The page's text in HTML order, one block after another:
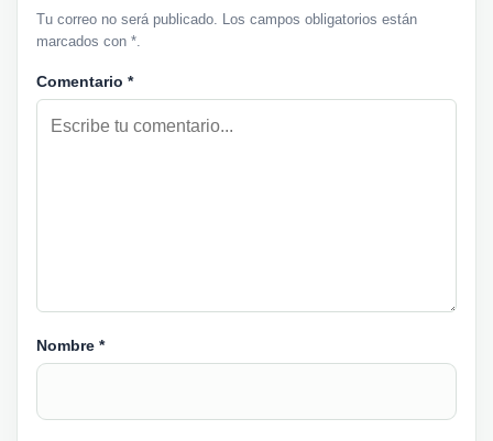
Tu correo no será publicado. Los campos obligatorios están
marcados con *.
Comentario *
Nombre *